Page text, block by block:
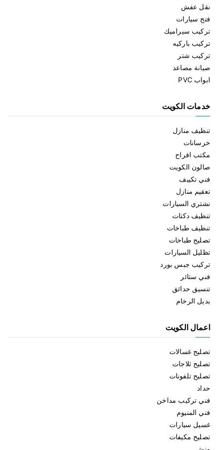
نقل عفش
فتح سيارات
تركيب سيراميك
تركيب باركيه
تركيب شتر
صيانة مصاعد
ابواب PVC
خدمات الكويت
تنظيف منازل
خرسانات
مكتب افراح
صالون الكويت
فني تكييف
تعقيم منازل
نشتري السيارات
تنظيف دكتات
تنظيف طباخات
تصليح طباخات
تظليل السيارات
تركيب جبس بورد
فني ستائر
تنسيق حدائق
بديل الرخام
اعمال الكويت
تصليح غسالات
تصليح ثلاجات
تصليح تلفونات
حداد
فني تركيب مداخن
فني المنيوم
غسيل سيارات
تصليح مكيفات